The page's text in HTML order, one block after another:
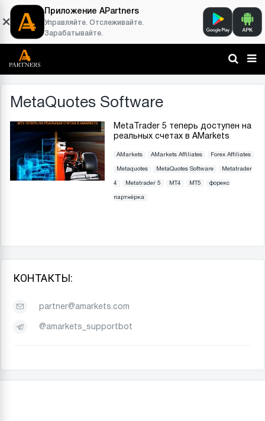
Приложение APartners
Управляйте. Отслеживайте.
Зарабатывайте.
MetaQuotes Software
MetaTrader 5 теперь доступен на
реальных счетах в AMarkets
AMarkets AMarkets Affiliates Forex Affiliates
Metaquotes MetaQuotes Software Metatrader
4 Metatrader 5 MT4 MT5 форекс
партнёрка
КОНТАКТЫ:
partner@amarkets.com
@amarkets_supportbot